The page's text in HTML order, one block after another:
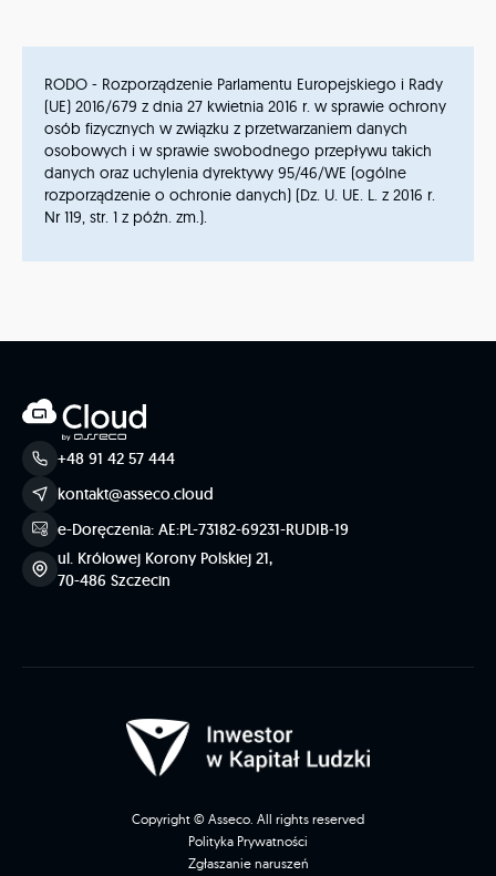
RODO - Rozporządzenie Parlamentu Europejskiego i Rady
(UE) 2016/679 z dnia 27 kwietnia 2016 r. w sprawie ochrony
osób fizycznych w związku z przetwarzaniem danych
osobowych i w sprawie swobodnego przepływu takich
danych oraz uchylenia dyrektywy 95/46/WE (ogólne
rozporządzenie o ochronie danych) (Dz. U. UE. L. z 2016 r.
Nr 119, str. 1 z późn. zm.).
+48 91 42 57 444
kontakt@asseco.cloud
e-Doręczenia: AE:PL-73182-69231-RUDIB-19
ul. Królowej Korony Polskiej 21,
70-486 Szczecin
Copyright © Asseco. All rights reserved
Polityka Prywatności
Zgłaszanie naruszeń